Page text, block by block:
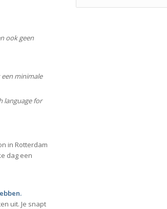
ook geen
een minimale
language for
in Rotterdam
dag een
uit. Je snapt